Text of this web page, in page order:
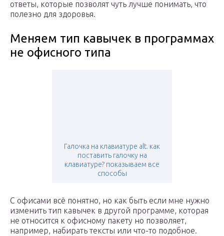
ответы, которые позволят чуть лучше понимать, что
полезно для здоровья.
Меняем тип кавычек в программах
не офисного типа
Галочка на клавиатуре alt. как
поставить галочку на
клавиатуре? показываем все
способы
С офисами всё понятно, но как быть если мне нужно
изменить тип кавычек в другой программе, которая
не относится к офисному пакету но позволяет,
например, набирать тексты или что-то подобное.